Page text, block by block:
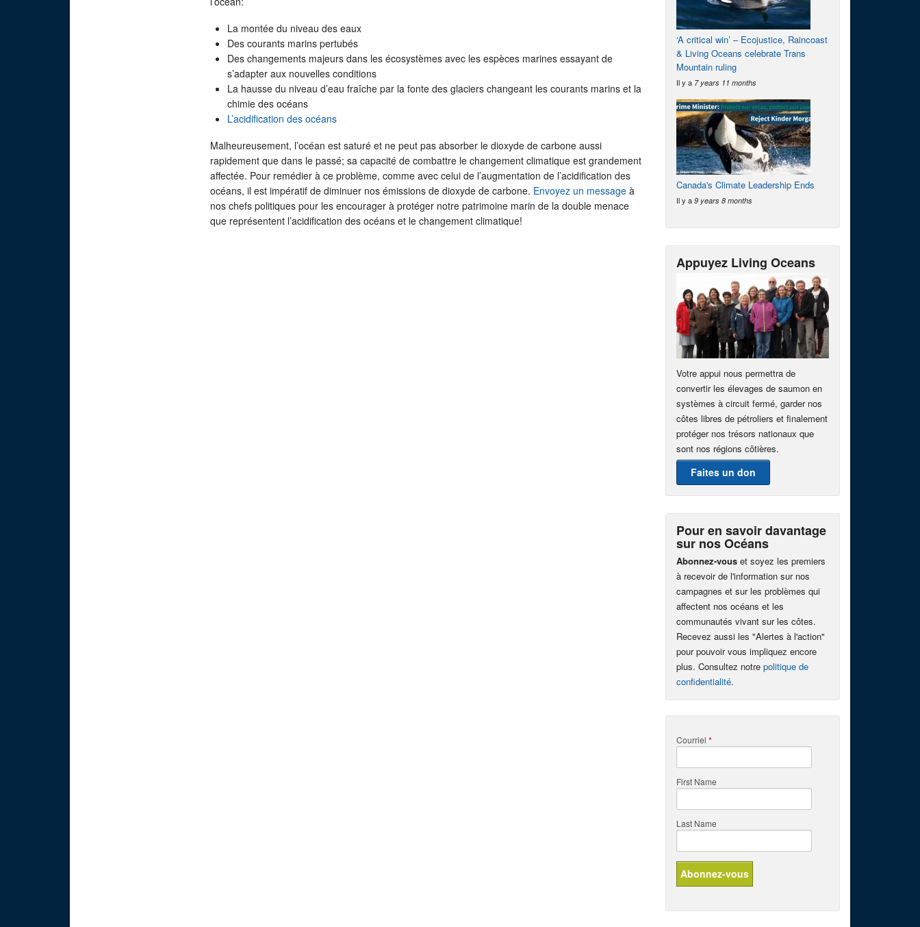
La montée du niveau des eaux
Des courants marins pertubés
Des changements majeurs dans les écosystèmes avec les espèces marines essayant de
s’adapter aux nouvelles conditions
La hausse du niveau d’eau fraîche par la fonte des glaciers changeant les courants marins et la
chimie des océans
L’acidification des océans
Malheureusement, l’océan est saturé et ne peut pas absorber le dioxyde de carbone aussi
rapidement que dans le passé; sa capacité de combattre le changement climatique est grandement
affectée. Pour remédier à ce problème, comme avec celui de l’augmentation de l’acidification des
océans, il est impératif de diminuer nos émissions de dioxyde de carbone. Envoyez un message à
nos chefs politiques pour les encourager à protéger notre patrimoine marin de la double menace
que représentent l’acidification des océans et le changement climatique!
‘A critical win’ – Ecojustice, Raincoast
& Living Oceans celebrate Trans
Mountain ruling
Il y a 7 years 11 months
Canada's Climate Leadership Ends
Il y a 9 years 8 months
Appuyez Living Oceans
Votre appui nous permettra de
convertir les élevages de saumon en
systèmes à circuit fermé, garder nos
côtes libres de pétroliers et finalement
protéger nos trésors nationaux que
sont nos régions côtières.
Faites un don
Pour en savoir davantage
sur nos Océans
Abonnez-vous et soyez les premiers
à recevoir de l'information sur nos
campagnes et sur les problèmes qui
affectent nos océans et les
communautés vivant sur les côtes.
Recevez aussi les "Alertes à l'action"
pour pouvoir vous impliquez encore
plus. Consultez notre politique de
confidentialité.
Courriel *
First Name
Last Name